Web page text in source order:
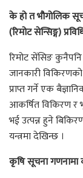
के हो त भौगोलिक
(रिमोट सेन्सिङ्ग)
रिमोट सेंसिङ कुनैपनि
जानकारी विकिरणको
प्राप्त गर्ने एक
आकर्षित विकिरण र
भई उत्पन्न हुने
यन्त्रमा देखिन्छ ।
कृषि सूचना गणनामा